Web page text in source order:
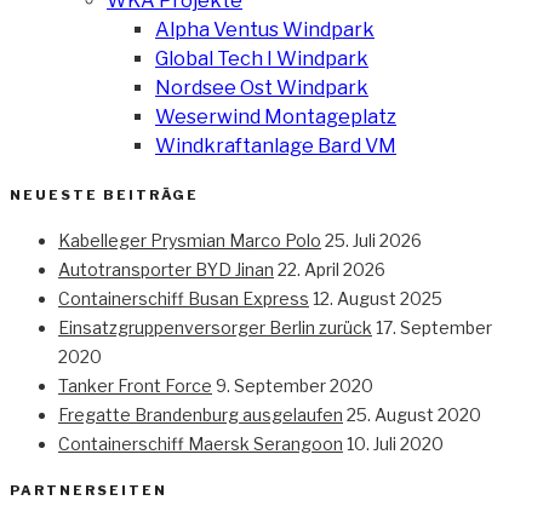
Alpha Ventus Windpark
Global Tech I Windpark
Nordsee Ost Windpark
Weserwind Montageplatz
Windkraftanlage Bard VM
NEUESTE BEITRÄGE
Kabelleger Prysmian Marco Polo 25. Juli 2026
Autotransporter BYD Jinan 22. April 2026
Containerschiff Busan Express 12. August 2025
Einsatzgruppenversorger Berlin zurück 17. September
2020
Tanker Front Force 9. September 2020
Fregatte Brandenburg ausgelaufen 25. August 2020
Containerschiff Maersk Serangoon 10. Juli 2020
PARTNERSEITEN